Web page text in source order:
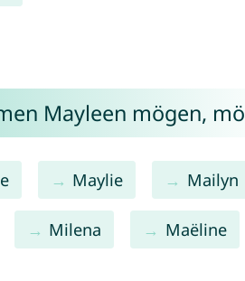
Mayleen mögen,
Maylie Mailyn
Milena Maëline